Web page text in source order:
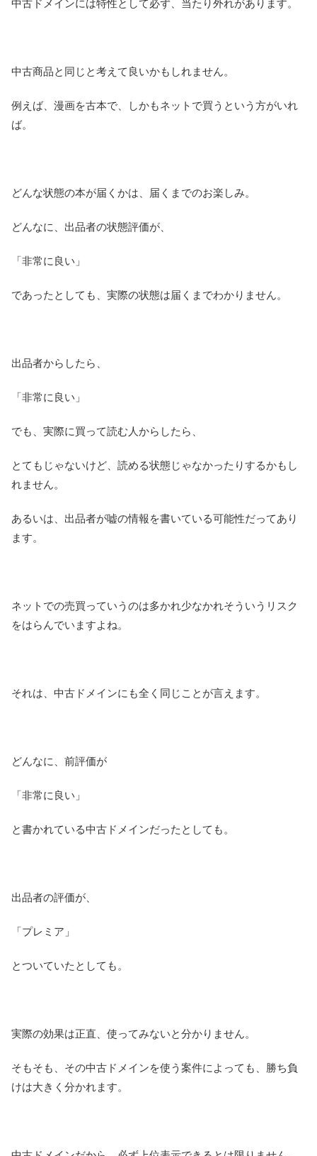
中古ドメインには特性として必ず、当たり外れがあります。
中古商品と同じと考えて良いかもしれません。
例えば、漫画を古本で、しかもネットで買うという方がいれ
ば。
どんな状態の本が届くかは、届くまでのお楽しみ。
どんなに、出品者の状態評価が、
「非常に良い」
であったとしても、実際の状態は届くまでわかりません。
出品者からしたら、
「非常に良い」
でも、実際に買って読む人からしたら、
とてもじゃないけど、読める状態じゃなかったりするかもし
れません。
あるいは、出品者が嘘の情報を書いている可能性だってあり
ます。
ネットでの売買っていうのは多かれ少なかれそういうリスク
をはらんでいますよね。
それは、中古ドメインにも全く同じことが言えます。
どんなに、前評価が
「非常に良い」
と書かれている中古ドメインだったとしても。
出品者の評価が、
「プレミア」
とついていたとしても。
実際の効果は正直、使ってみないと分かりません。
そもそも、その中古ドメインを使う案件によっても、勝ち負
けは大きく分かれます。